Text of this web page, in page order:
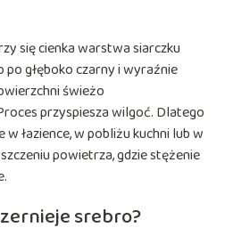
się cienka warstwa siarczku
głęboko czarny i wyraźnie
świeżo
przyspiesza wilgoć. Dlatego
łazience, w pobliżu kuchni lub w
powietrza, gdzie stężenie
srebro?